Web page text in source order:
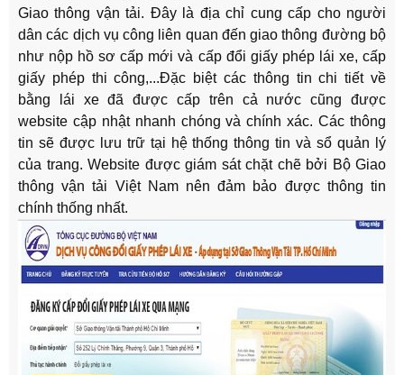
Giao thông vận tải. Đây là địa chỉ cung cấp cho người
dân các dịch vụ công liên quan đến giao thông đường bộ
như nộp hồ sơ cấp mới và cấp đổi giấy phép lái xe, cấp
giấy phép thi công,...Đặc biệt các thông tin chi tiết về
bằng lái xe đã được cấp trên cả nước cũng được
website cập nhật nhanh chóng và chính xác. Các thông
tin sẽ được lưu trữ tại hệ thống thông tin và sổ quản lý
của trang. Website được giám sát chặt chẽ bởi Bộ Giao
thông vận tải Việt Nam nên đảm bảo được thông tin
chính thống nhất.